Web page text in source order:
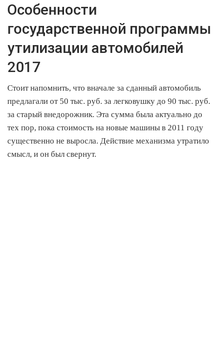
Особенности
государственной программы
утилизации автомобилей
2017
Стоит напомнить, что вначале за сданный автомобиль
предлагали от 50 тыс. руб. за легковушку до 90 тыс. руб.
за старый внедорожник. Эта сумма была актуально до
тех пор, пока стоимость на новые машины в 2011 году
существенно не выросла. Действие механизма утратило
смысл, и он был свернут.